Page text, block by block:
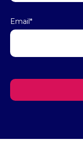
Email*